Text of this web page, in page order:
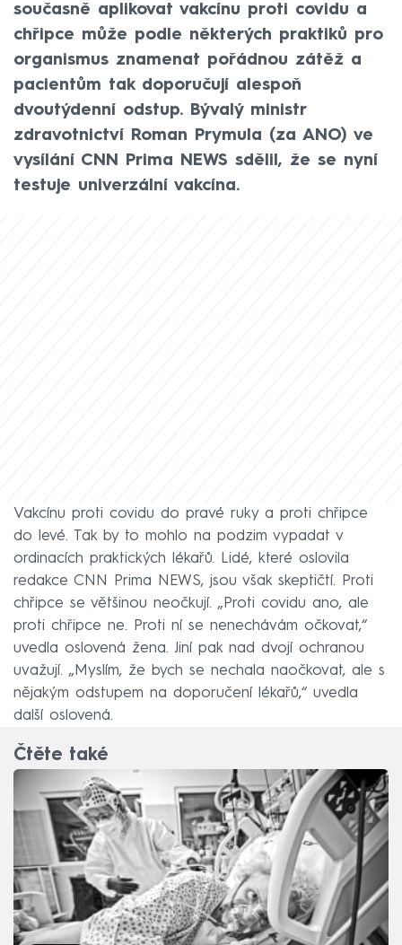
současně aplikovat vakcínu proti covidu a
chřipce může podle některých praktiků pro
organismus znamenat pořádnou zátěž a
pacientům tak doporučují alespoň
dvoutýdenní odstup. Bývalý ministr
zdravotnictví Roman Prymula (za ANO) ve
vysílání CNN Prima NEWS sdělil, že se nyní
testuje univerzální vakcína.
Vakcínu proti covidu do pravé ruky a proti chřipce
do levé. Tak by to mohlo na podzim vypadat v
ordinacích praktických lékařů. Lidé, které oslovila
redakce CNN Prima NEWS, jsou však skeptičtí. Proti
chřipce se většinou neočkují. „Proti covidu ano, ale
proti chřipce ne. Proti ní se nenechávám očkovat,“
uvedla oslovená žena. Jiní pak nad dvojí ochranou
uvažují. „Myslím, že bych se nechala naočkovat, ale s
nějakým odstupem na doporučení lékařů,“ uvedla
další oslovená.
Čtěte také